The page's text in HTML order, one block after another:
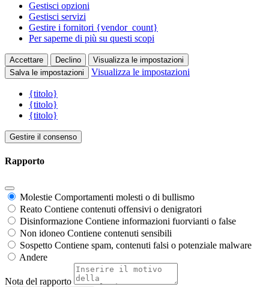
Gestisci opzioni
Gestisci servizi
Gestire i fornitori {vendor_count}
Per saperne di più su questi scopi
Accettare Declino
Visualizza le impostazioni
Salva le impostazioni
Visualizza le impostazioni
{titolo}
{titolo}
{titolo}
Gestire il consenso
Rapporto
Molestie Comportamenti molesti o di bullismo
Reato Contiene contenuti offensivi o denigratori
Disinformazione Contiene informazioni fuorvianti o false
Non idoneo Contiene contenuti sensibili
Sospetto Contiene spam, contenuti falsi o potenziale malware
Andere
Nota del rapporto